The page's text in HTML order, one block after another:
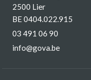
2500 Lier
BE 0404.022.915
03 491 06 90
info@gova.be